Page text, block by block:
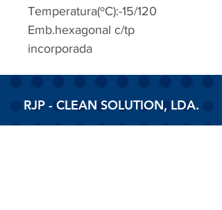
Temperatura(ºC):-15/120
Emb.hexagonal c/tp
incorporada
RJP - CLEAN SOLUTION, LDA.